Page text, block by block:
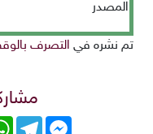
المصدر
تم نشره في التصرف
Messenger